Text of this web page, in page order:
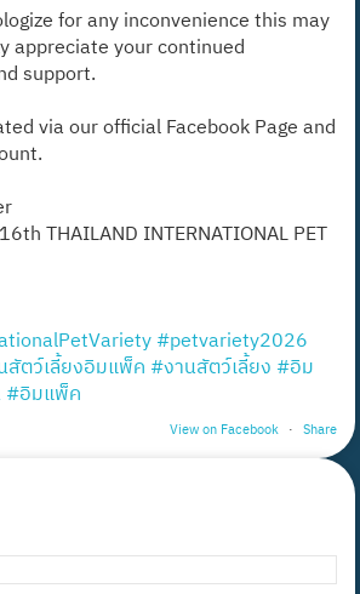
for any inconvenience this may
appreciate your continued
support.
via our official Facebook Page and
THAILAND INTERNATIONAL PET
#petvariety2026
สัตว์เลี้ยงอิมแพ็ค #งานสัตว์เลี้ยง #อิม
#อิมแพ็ค
View on Facebook · Share